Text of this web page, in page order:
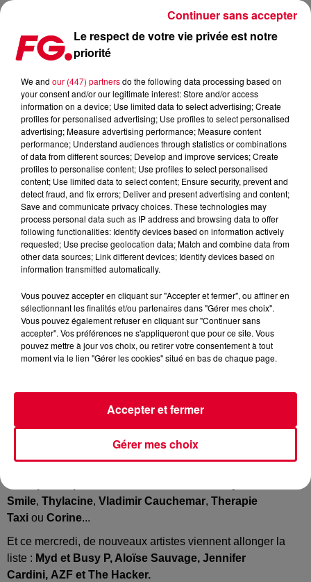
FESTIVAL SOLIDAYS, DE NOUVEAUX NOMS ANNONCÉS…
Publié : 17 avril 2019 à 9h33 par Christophe HUBERT
Savant mélange de bonnes musiques et de prévention sida,
depuis 21 ans.
L’édition 2019 aura lieu à l'Hippodrome de Longchamp, les
vendredi 21, samedi 22 et dimanche 23 juin.
Smile, Thylacine, Vladimir Cauchemar, Therapie
Taxi ou Corine...
Et ce mercredi, de nouveaux artistes viennent allonger la
liste : Myd et Busy P, Aloïse Sauvage, Jennifer
Cardini, AZF et The Hacker.
Le respect de votre vie privée est notre
priorité
We and our (447) partnersdo the following data processing based on
your consent and/or our legitimate interest: Store and/or access
information on a device; Use limited data to select advertising; Create
profiles for personalised advertising; Use profiles to select personalised
advertising; Measure advertising performance; Measure content
performance; Understand audiences through statistics or combinations
of data from different sources; Develop and improve services; Create
profiles to personalise content; Use profiles to select personalised
content; Use limited data to select content; Ensure security, prevent and
detect fraud, and fix errors; Deliver and present advertising and content;
Save and communicate privacy choices. These technologies may
process personal data such as IP address and browsing data to offer
following functionalities: Identify devices based on information actively
requested; Use precise geolocation data; Match and combine data from
other data sources; Link different devices; Identify devices based on
information transmitted automatically.
Vous pouvez accepter en cliquant sur "Accepter et fermer", ou affiner en
sélectionnant les finalités et/ou partenaires dans "Gérer mes choix".
Vous pouvez également refuser en cliquant sur "Continuer sans
accepter". Vos préférences ne s'appliqueront que pour ce site. Vous
pouvez mettre à jour vos choix, ou retirer votre consentement à tout
moment via le lien "Gérer les cookies" situé en bas de chaque page.
Gérer mes choix
Accepter et fermer
Continuer sans accepter